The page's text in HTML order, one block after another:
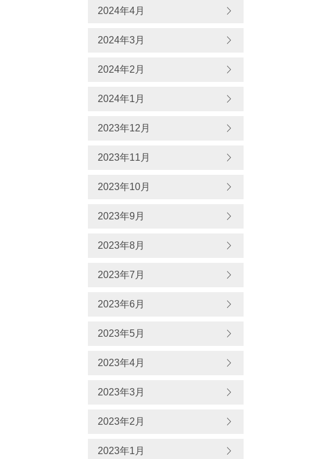
2024年4月
2024年3月
2024年2月
2024年1月
2023年12月
2023年11月
2023年10月
2023年9月
2023年8月
2023年7月
2023年6月
2023年5月
2023年4月
2023年3月
2023年2月
2023年1月